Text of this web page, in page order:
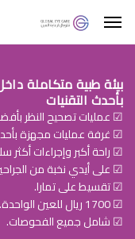
بيئة طبية متكاملة
بأحدث التقنيات
☑ عمليات تصحيح النظر
☑ غرفة عمليات مجهزة
☑ راحة أكبر وإجراءات أكثر
☑ على أيدي نخبة من
☑ تقسيط على تمارا.
☑ 1700 ريال للعين الواحدة.
☑ شامل جميع الفحوصات.